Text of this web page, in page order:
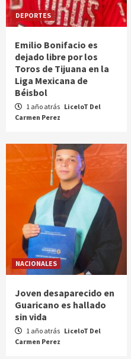
DEPORTES
Emilio Bonifacio es
dejado libre por los
Toros de Tijuana en la
Liga Mexicana de
Béisbol
1 año atrás LiceloT Del
Carmen Perez
NACIONALES
Joven desaparecido en
Guaricano es hallado
sin vida
1 año atrás LiceloT Del
Carmen Perez